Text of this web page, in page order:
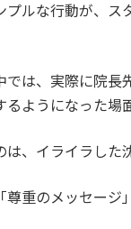
プルな行動が、ス
では、実際に院長
るようになった場
は、イライラした
尊重のメッセージ